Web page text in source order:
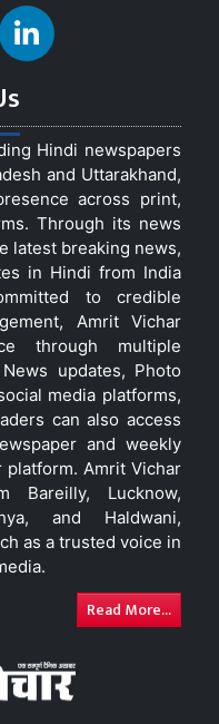
Hindi newspapers
and Uttarakhand,
across print,
Through its news
latest breaking news,
in Hindi from India
to credible
Amrit Vichar
through multiple
updates, Photo
media platforms,
can also access
and weekly
Amrit Vichar
Bareilly, Lucknow,
and Haldwani,
as a trusted voice in
Read More...